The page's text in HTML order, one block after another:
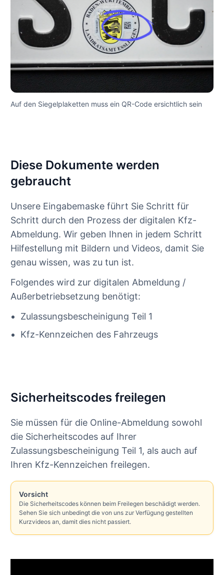
Auf den Siegelplaketten muss ein QR-Code ersichtlich sein
Diese Dokumente werden
gebraucht
Unsere Eingabemaske führt Sie Schritt für
Schritt durch den Prozess der digitalen Kfz-
Abmeldung. Wir geben Ihnen in jedem Schritt
Hilfestellung mit Bildern und Videos, damit Sie
genau wissen, was zu tun ist.
Folgendes wird zur digitalen Abmeldung /
Außerbetriebsetzung benötigt:
Zulassungsbescheinigung Teil 1
Kfz-Kennzeichen des Fahrzeugs
Sicherheitscodes freilegen
Sie müssen für die Online-Abmeldung sowohl
die Sicherheitscodes auf Ihrer
Zulassungsbescheinigung Teil 1, als auch auf
Ihren Kfz-Kennzeichen freilegen.
Vorsicht
Die Sicherheitscodes können beim Freilegen beschädigt werden.
Sehen Sie sich unbedingt die von uns zur Verfügung gestellten
Kurzvideos an, damit dies nicht passiert.